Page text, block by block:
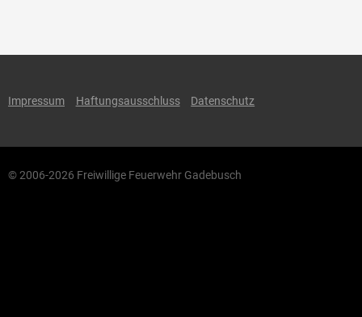
Impressum Haftungsausschluss Datenschutz
© 2006-2026 Freiwillige Feuerwehr Gadebusch